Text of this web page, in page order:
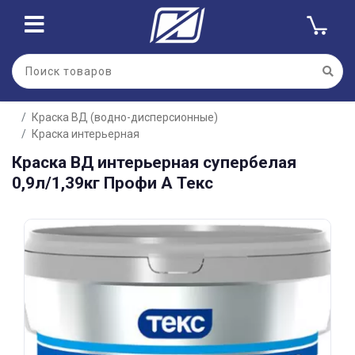
Краска ВД (водно-дисперсионные)
Краска интерьерная
Краска ВД интерьерная супербелая
0,9л/1,39кг Профи А Текс
Для клиентов всех банков
Разбейте
оплату на части
без переплат
График платежей
25